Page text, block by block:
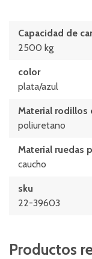
Capacidad de
2500 kg
color
plata/azul
Material rodillos
poliuretano
Material ruedas
caucho
sku
22-39603
Productos